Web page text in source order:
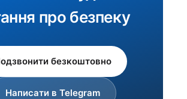
про безпеку
безкоштовно
Написати в Telegram